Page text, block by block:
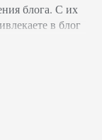
блога. С их
в блог
что они тем
пользователям.
чередовать…